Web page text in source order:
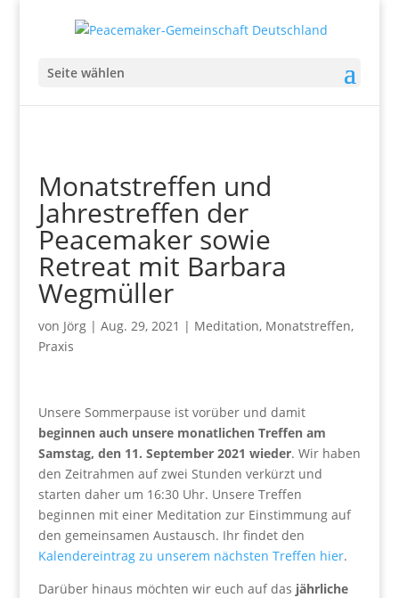
Seite wählen
Monatstreffen und
Jahrestreffen der
Peacemaker sowie
Retreat mit Barbara
Wegmüller
von Jörg| Aug. 29, 2021 | Meditation, Monatstreffen,
Praxis
Unsere Sommerpause ist vorüber und damit
beginnen auch unsere monatlichen Treffen am
Samstag, den 11. September 2021 wieder. Wir haben
den Zeitrahmen auf zwei Stunden verkürzt und
starten daher um 16:30 Uhr. Unsere Treffen
beginnen mit einer Meditation zur Einstimmung auf
den gemeinsamen Austausch. Ihr findet den
Kalendereintrag zu unserem nächsten Treffen hier.
Darüber hinaus möchten wir euch auf das jährliche